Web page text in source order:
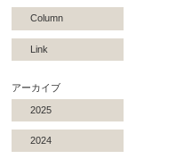
Column
Link
アーカイブ
2025
2024